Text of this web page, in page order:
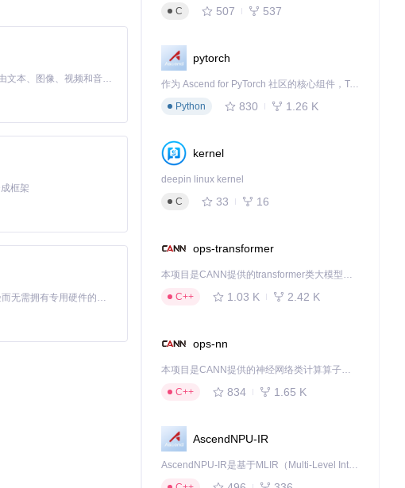
MiniMax H3 是一个通用的全模态生成系统。它支持对由文本、图像、视频和音频组成的多模态上下文进行统一理解，并能生成分辨率高达 2K、时长可达 15 秒的带原生立体声音频的视频。得益于面向任务泛化的系统设计，H3 在预训练阶段就已具备广泛的多模态上下文理解与生成能力，能够出色地执行复杂的多模态指令。
框架
基于Python的Xiaozhi AI，适用于想要完整Xiaozhi体验而无需拥有专用硬件的用户。
C
507 537
pytorch
作为 Ascend for PyTorch 社区的核心组件，TorchNPU 是昇腾专为 PyTorch 打造的深度学习适配插件，使 PyTorch 框架能够直接调用昇腾 NPU，为开发者提供昇腾 AI 处理器的超强算力。
Python
830 1.26 K
kernel
deepin linux kernel
C
33 16
ops-transformer
本项目是CANN提供的transformer类大模型算子库，实现网络在NPU上加速计算。
C++
1.03 K 2.42 K
ops-nn
本项目是CANN提供的神经网络类计算算子库，实现网络在NPU上加速计算。
C++
834 1.65 K
AscendNPU-IR
AscendNPU-IR是基于MLIR（Multi-Level Intermediate Representation）构建的，面向昇腾亲和算子编译时使用的中间表示，提供昇腾完备表达能力，通过编译优化提升昇腾AI处理器计算效率，支持通过生态框架使能昇腾AI处理器与深度调优